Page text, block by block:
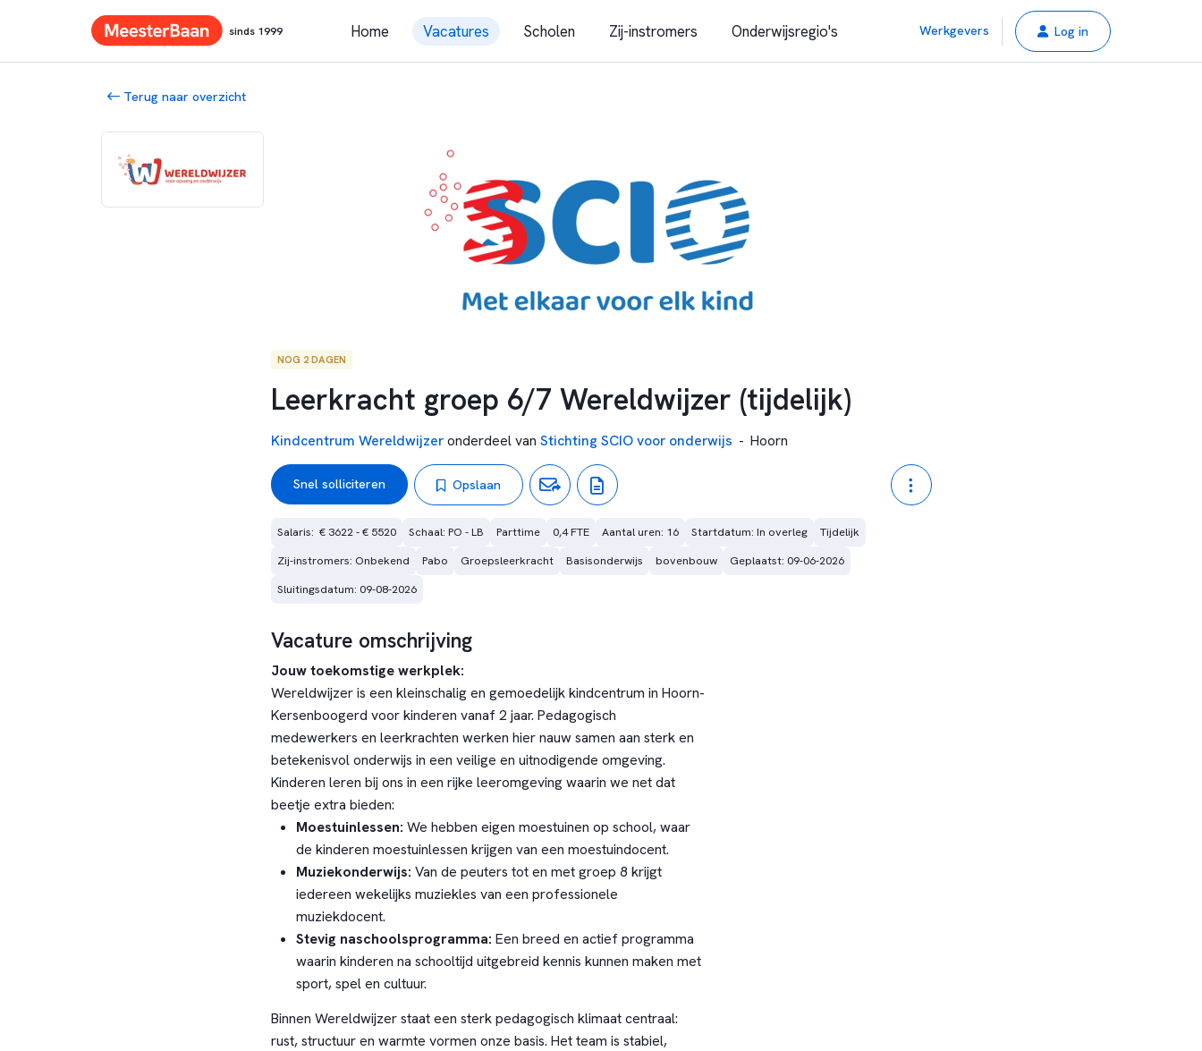
sinds 1999 Home Vacatures Scholen Zij-instromers Onderwijsregio's Werkgevers Log in
Terug naar overzicht
NOG 2 DAGEN
Leerkracht groep 6/7 Wereldwijzer (tijdelijk)
Kindcentrum Wereldwijzeronderdeel van Stichting SCIO voor onderwijs - Hoorn
Snel solliciteren Opslaan
Salaris:  € 3622 - € 5520 Schaal: PO - LB Parttime 0,4 FTE Aantal uren: 16 Startdatum: In overleg
Tijdelijk
Zij-instromers: Onbekend
Pabo Groepsleerkracht Basisonderwijs bovenbouw
Geplaatst: 09-06-2026
Sluitingsdatum: 09-08-2026
Vacature omschrijving
Jouw toekomstige werkplek:
Wereldwijzer is een kleinschalig en gemoedelijk kindcentrum in Hoorn-
Kersenboogerd voor kinderen vanaf 2 jaar. Pedagogisch
medewerkers en leerkrachten werken hier nauw samen aan sterk en
betekenisvol onderwijs in een veilige en uitnodigende omgeving.
Kinderen leren bij ons in een rijke leeromgeving waarin we net dat
beetje extra bieden:
Moestuinlessen: We hebben eigen moestuinen op school, waar
de kinderen moestuinlessen krijgen van een moestuindocent.
Muziekonderwijs: Van de peuters tot en met groep 8 krijgt
iedereen wekelijks muziekles van een professionele
muziekdocent.
Stevig naschoolsprogramma: Een breed en actief programma
waarin kinderen na schooltijd uitgebreid kennis kunnen maken met
sport, spel en cultuur.
Binnen Wereldwijzer staat een sterk pedagogisch klimaat centraal:
rust, structuur en warmte vormen onze basis. Het team is stabiel,